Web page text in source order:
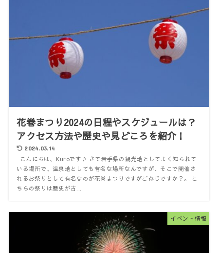
花巻まつり2024の日程やスケジュールは？
アクセス方法や歴史や見どころを紹介！
2024.03.14
こんにちは、Kuroです♪ さて岩手県の観光地としてよく知られて
いる場所で、温泉地としても有名な場所なんですが、そこで開催さ
れるお祭りとして有名なのが花巻まつりですがご存じですか？。 こ
ちらの祭りは歴史が古...
イベント情報